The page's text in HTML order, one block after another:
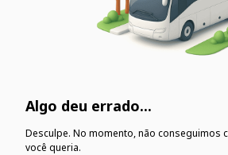
Algo deu errado...
Desculpe. No momento, não conseguimos
você queria.